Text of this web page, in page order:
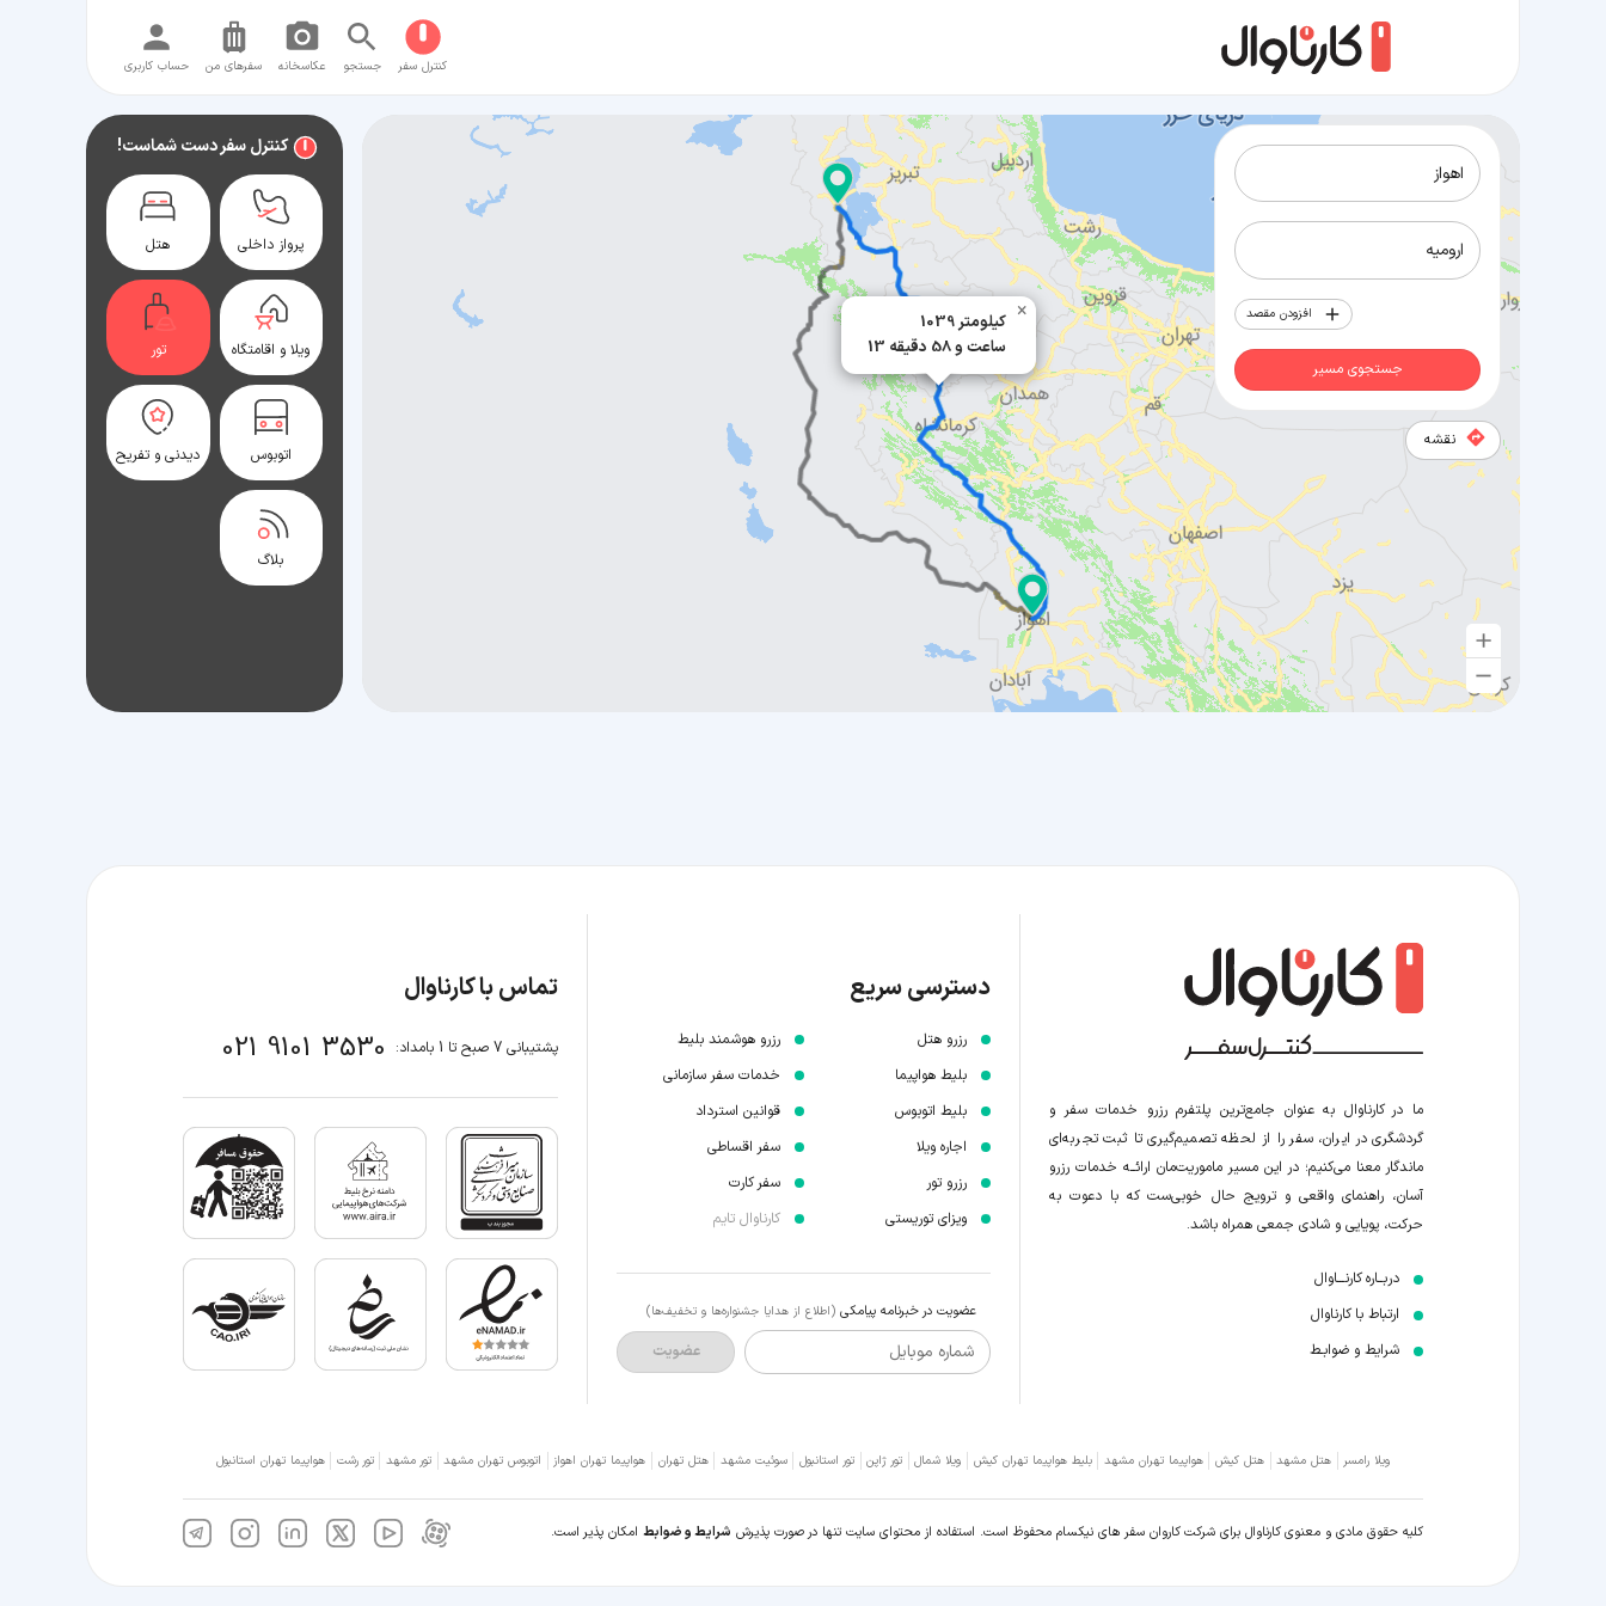
کنترل سفر جستجو عکاسخانه سفر‌های من حساب کاربری
1039 کیلومتر
13 ساعت و 58 دقیقه
× افزودن مقصد
جستجوی مسیر
نقشه
کنترل سفر دست شماست!
پرواز داخلی هتل
ویلا و اقامتگاه تور
اتوبوس دیدنی و تفریح
بلاگ
ما در کارناوال به عنوان جامع‌ترین پلتفرم رزرو خدمات سفر و
گردشگری در ایران، سفر را از لحظه‌ تصمیم‌گیری تا ثبت تجربه‌ای
ماندگار معنا می‌کنیم؛ در این مسیر‍ ماموریت‌مان اراﺋــﻪ خدمات رزرو
آسان، راهنمای واقعی و ترویج حال خوبی‌ست که با دعوت به
حرکت، پویایی و شادی جمعی همراه باشد.
دربــاره کارنـــاوال
ارتباط با کارناوال
شرایط و ضوابـط
دسترسی سریع
رزرو هتل
بلیط هواپیما
بلیط اتوبوس
اجاره ویلا
رزرو تور
ویزای توریستی
رزرو هوشمند بلیط
خدمات سفر سازمانی
قوانین استرداد
سفر اقساطی
سفر کارت
کارناوال تایم
عضویت در خبرنامه پیامکی (اطلاع از هدایا جشنواره‌ها و تخفیف‌ها)
شماره موبایل عضویت
تماس با کارناوال
پشتیبانی 7 صبح تا 1 بامداد: 021 9101 3530
ویلا رامسر هتل مشهد هتل کیش هواپیما تهران مشهد بلیط هواپیما تهران کیش ویلا شمال تور ژاپن تور استانبول سوئیت مشهد هتل تهران هواپیما تهران اهواز اتوبوس تهران مشهد تور مشهد تور رشت هواپیما تهران استانبول
کلیه حقوق مادی و معنوی کارناوال برای شرکت کاروان سفر های نیکسام محفوظ است. استفاده از محتوای سایت تنها در صورت پذیرش شرایط و ضوابط امکان پذیر است.